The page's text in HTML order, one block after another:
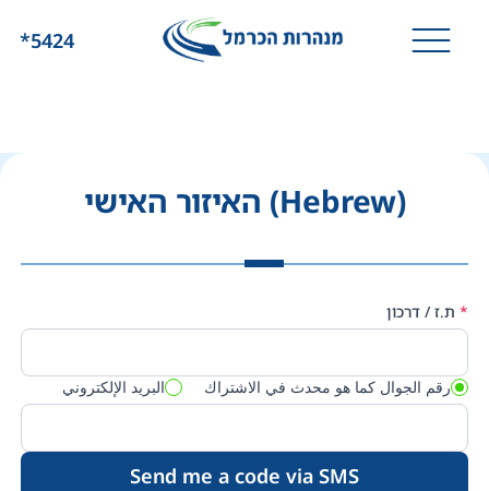
*5424
האישי
(Hebrew) האיזור האישי
* ת.ז / דרכון
رقم الجوال كما هو محدث في الاشتراك البريد الإلكتروني